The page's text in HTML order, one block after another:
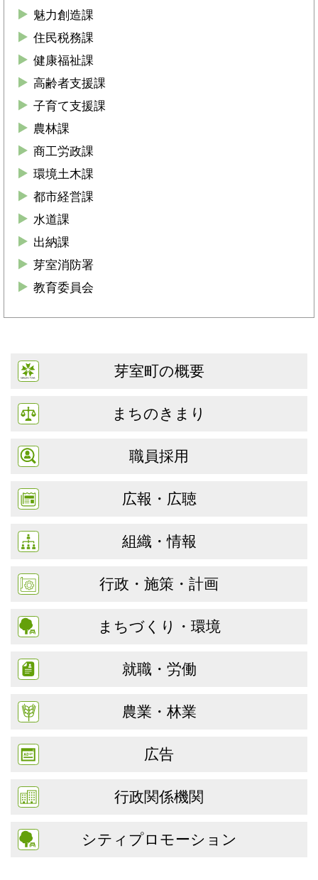
魅力創造課
住民税務課
健康福祉課
高齢者支援課
子育て支援課
農林課
商工労政課
環境土木課
都市経営課
水道課
出納課
芽室消防署
教育委員会
芽室町の概要
まちのきまり
職員採用
広報・広聴
組織・情報
行政・施策・計画
まちづくり・環境
就職・労働
農業・林業
広告
行政関係機関
シティプロモーション